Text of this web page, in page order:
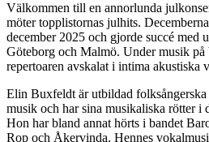
Välkommen till en annorlunda
möter topplistornas julhits.
december 2025 och gjorde succé med
Göteborg och Malmö. Under musik
repertoaren avskalat i intima akustiska
Elin Buxfeldt är utbildad
musik och har sina musikaliska rötter i
Hon har bland annat hörts i bandet
Rop och Åkervinda. Hennes